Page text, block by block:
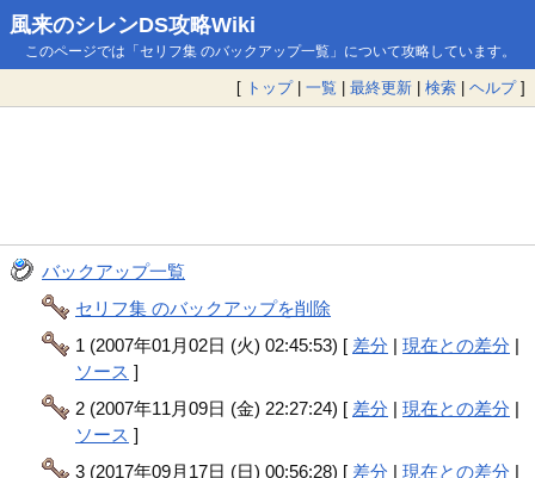
風来のシレンDS攻略Wiki
このページでは「セリフ集 のバックアップ一覧」について攻略しています。
[ トップ| 一覧 | 最終更新 | 検索 | ヘルプ]
バックアップ一覧
セリフ集 のバックアップを削除
1 (2007年01月02日 (火) 02:45:53) [ 差分 |現在との差分 |
ソース ]
2 (2007年11月09日 (金) 22:27:24) [ 差分 |現在との差分 |
ソース ]
3 (2017年09月17日 (日) 00:56:28) [ 差分 |現在との差分 |